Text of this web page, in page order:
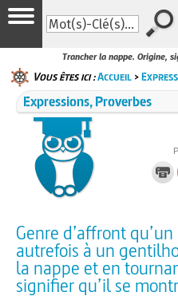
Trancher la nappe. Origine,
Vous êtes ici :Accueil >
Expressions, Proverbes
Genre d’affront
autrefois à un
la nappe et en
signifier qu’il se